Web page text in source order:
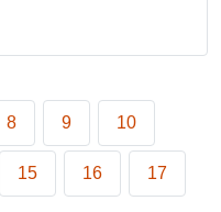
8 9 10
15 16 17